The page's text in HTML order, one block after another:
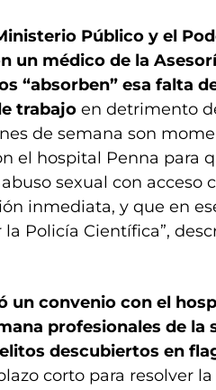
Público y el
un médico de la
“absorben” esa falta
trabajo en detrimento
de semana son
el hospital Penna para
sexual con acceso
inmediata, y que en
Policía Científica”,
un convenio con el
profesionales de la
descubiertos en
corto para resolver